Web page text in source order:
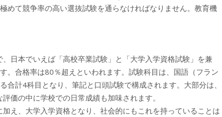
めて競争率の高い選抜試験を通らなければなりません。教育機
日本でいえば「高校卒業試験」と「大学入学資格試験」を兼
。 合格率は80％超えといわれます。試験科目は、国語（フラン
計4科目となり、筆記と口頭試験で構成されます。大部分は、
価の中に学校での日常成績も加味されます。
え、大学入学資格となり、社会的にもこれを持っていることは